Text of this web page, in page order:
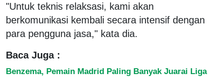
"Untuk teknis relaksasi, kami akan
berkomunikasi kembali secara intensif dengan
para pengguna jasa," kata dia.
Baca Juga :
Benzema, Pemain Madrid Paling Banyak Juarai Liga